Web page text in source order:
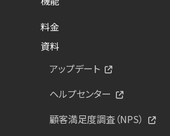
料金
資料
アップデート
ヘルプセンター
顧客満足度調査（NPS）